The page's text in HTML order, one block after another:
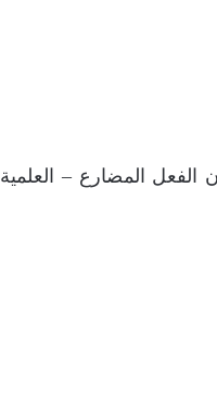
الفعل المضارع – العلمية